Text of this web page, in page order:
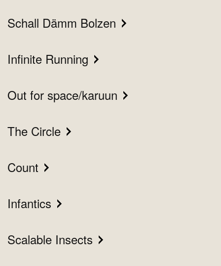
Schall Dämm Bolzen
Infinite Running
Out for space/karuun
The Circle
Count
Infantics
Scalable Insects